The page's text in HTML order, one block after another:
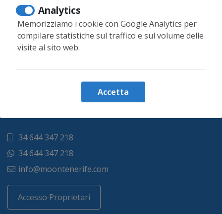
Avete bisogno di un servizio di pulizia extra
durante il vostro soggiorno o di un cambio extra di
biancheria?
Leggi di più
34 644 347 218
34 644 347 218
info@moontenerife.com
Accesso Proprietari
Analytics
Memorizziamo i cookie con Google Analytics per
compilare statistiche sul traffico e sul volume delle
visite al sito web.
Accetta